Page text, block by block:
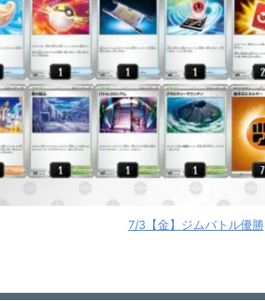
ュウツーex
ex
ex
ex
7/3【金】ジムバトル優勝